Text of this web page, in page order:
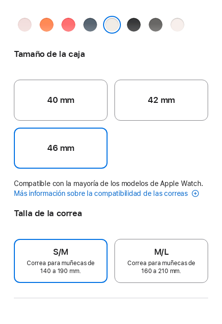
Rosa
NaranjaGuayabaAzul
NegroGris
Rosa
Tamaño de la caja
40 mm 42 mm
46 mm
Compatible con la mayoría de los modelos de Apple Watch.
Más información sobre la compatibilidad de las correas
Talla de la correa
S/M
Correa para muñecas de
140 a 190 mm.
M/L
Correa para muñecas de
160 a 210 mm.